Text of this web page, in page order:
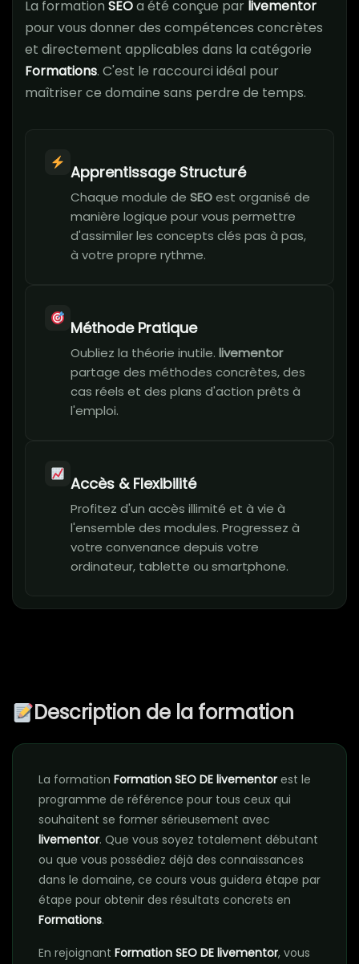
La formation SEOa été conçue par livementor
pour vous donner des compétences concrètes
et directement applicables dans la catégorie
Formations. C'est le raccourci idéal pour
maîtriser ce domaine sans perdre de temps.
Apprentissage Structuré
Chaque module de SEOest organisé de
manière logique pour vous permettre
d'assimiler les concepts clés pas à pas,
à votre propre rythme.
Méthode Pratique
Oubliez la théorie inutile. livementor
partage des méthodes concrètes, des
cas réels et des plans d'action prêts à
l'emploi.
Accès & Flexibilité
Profitez d'un accès illimité et à vie à
l'ensemble des modules. Progressez à
votre convenance depuis votre
ordinateur, tablette ou smartphone.
Description de la formation
La formation Formation SEO DE livementor est le
programme de référence pour tous ceux qui
souhaitent se former sérieusement avec
livementor. Que vous soyez totalement débutant
ou que vous possédiez déjà des connaissances
dans le domaine, ce cours vous guidera étape par
étape pour obtenir des résultats concrets en
Formations.
En rejoignant Formation SEO DE livementor, vous